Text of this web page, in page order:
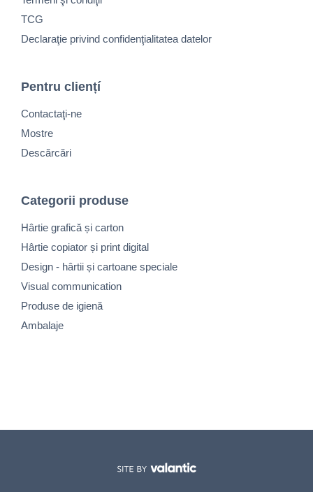
TCG
Declaraţie privind confidenţialitatea datelor
Pentru cliențí
Contactaţi-ne
Mostre
Descărcări
Categorii produse
Hârtie grafică și carton
Hârtie copiator și print digital
Design - hârtii și cartoane speciale
Visual communication
Produse de igienă
Ambalaje